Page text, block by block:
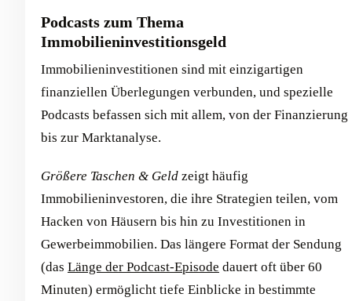
Podcasts zum Thema
Immobilieninvestitionsgeld
Immobilieninvestitionen sind mit einzigartigen
finanziellen Überlegungen verbunden, und spezielle
Podcasts befassen sich mit allem, von der Finanzierung
bis zur Marktanalyse.
Größere Taschen & Geld zeigt häufig
Immobilieninvestoren, die ihre Strategien teilen, vom
Hacken von Häusern bis hin zu Investitionen in
Gewerbeimmobilien. Das längere Format der Sendung
(das Länge der Podcast-Episode dauert oft über 60
Minuten) ermöglicht tiefe Einblicke in bestimmte